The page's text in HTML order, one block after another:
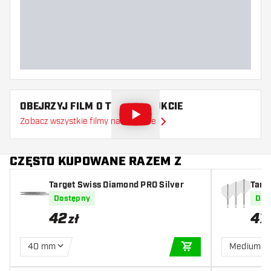
OBEJRZYJ FILM O TYM PRODUKCIE
Zobacz wszystkie filmy na YouTube
CZĘSTO KUPOWANE RAZEM Z
Target Swiss Diamond PRO Silver
Dostępny
42zł
40 mm
DODAJ DO
47
Medium